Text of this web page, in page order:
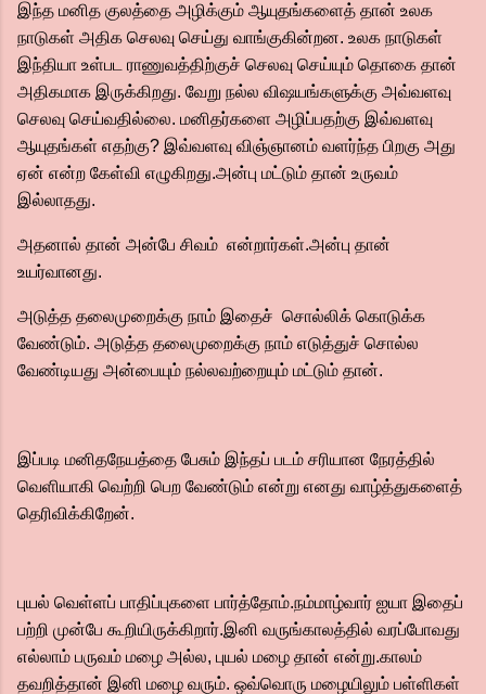
இந்த மனித குலத்தை அழிக்கும் ஆயுதங்களைத் தான் உலக
நாடுகள் அதிக செலவு செய்து வாங்குகின்றன. உலக நாடுகள்
இந்தியா உள்பட ராணுவத்திற்குச் செலவு செய்யும் தொகை தான்
அதிகமாக இருக்கிறது. வேறு நல்ல விஷயங்களுக்கு அவ்வளவு
செலவு செய்வதில்லை. மனிதர்களை அழிப்பதற்கு இவ்வளவு
ஆயுதங்கள் எதற்கு? இவ்வளவு விஞ்ஞானம் வளர்ந்த பிறகு அது
ஏன் என்ற கேள்வி எழுகிறது.அன்பு மட்டும் தான் உருவம்
இல்லாதது.
அதனால் தான் அன்பே சிவம் என்றார்கள்.அன்பு தான்
உயர்வானது.
அடுத்த தலைமுறைக்கு நாம் இதைச் சொல்லிக் கொடுக்க
வேண்டும். அடுத்த தலைமுறைக்கு நாம் எடுத்துச் சொல்ல
வேண்டியது அன்பையும் நல்லவற்றையும் மட்டும் தான்.
இப்படி மனிதநேயத்தை பேசும் இந்தப் படம் சரியான நேரத்தில்
வெளியாகி வெற்றி பெற வேண்டும் என்று எனது வாழ்த்துகளைத்
தெரிவிக்கிறேன்.
புயல் வெள்ளப் பாதிப்புகளை பார்த்தோம்.நம்மாழ்வார் ஐயா இதைப்
பற்றி முன்பே கூறியிருக்கிறார்.இனி வருங்காலத்தில் வரப்போவது
எல்லாம் பருவம் மழை அல்ல, புயல் மழை தான் என்று.காலம்
தவறித்தான் இனி மழை வரும். ஒவ்வொரு மழையிலும் பள்ளிகள்